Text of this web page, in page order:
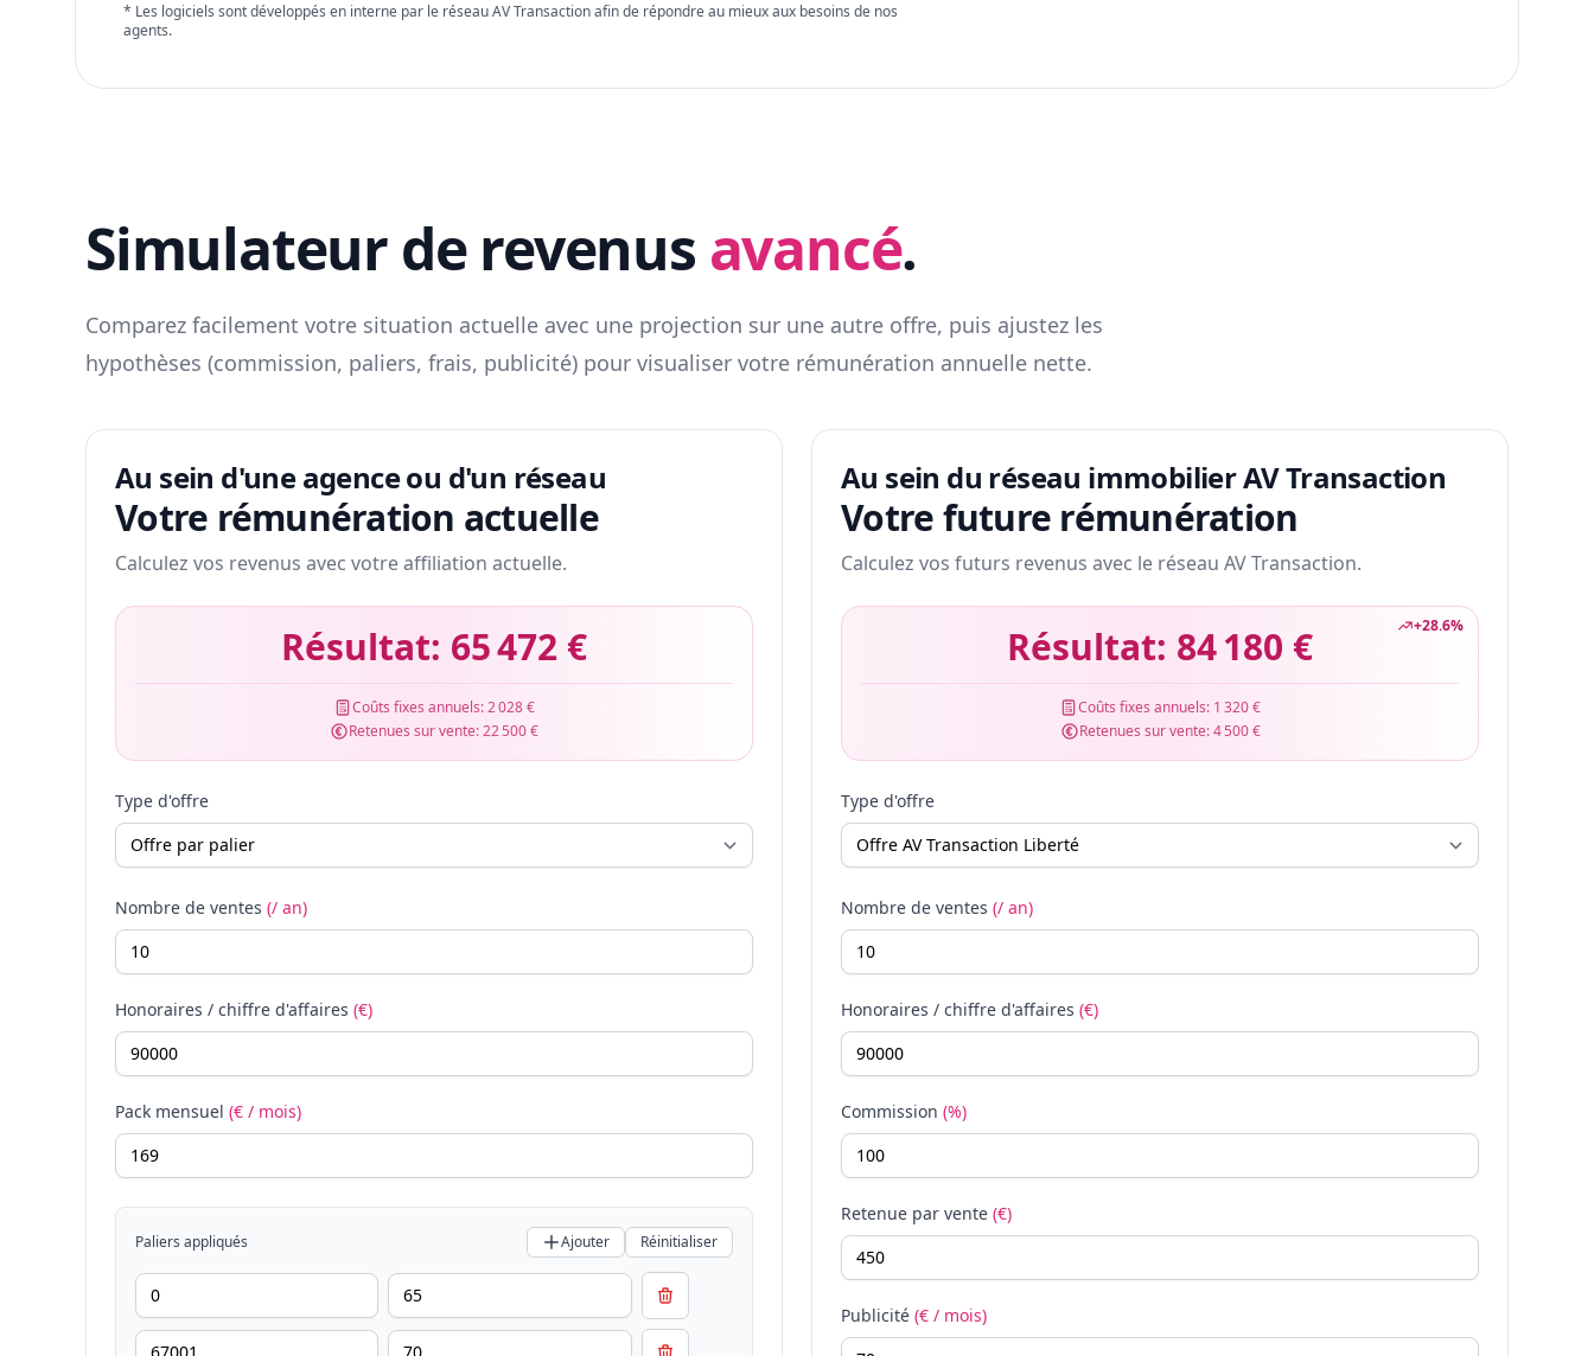
* Les logiciels sont développés en interne par le réseau AV Transaction afin de répondre au mieux aux besoins de nos
agents.
Simulateur de revenus avancé.
Comparez facilement votre situation actuelle avec une projection sur une autre offre, puis ajustez les
hypothèses (commission, paliers, frais, publicité) pour visualiser votre rémunération annuelle nette.
Au sein d'une agence ou d'un réseau
Votre rémunération actuelle
Calculez vos revenus avec votre affiliation actuelle.
Résultat: 65 472 €
Coûts fixes annuels:2 028 €
Retenues sur vente:22 500 €
Type d'offre
Nombre de ventes (/ an)
Honoraires / chiffre d'affaires (€)
Pack mensuel (€ / mois)
Paliers appliqués Ajouter Réinitialiser
Au sein du réseau immobilier AV Transaction
Votre future rémunération
Calculez vos futurs revenus avec le réseau AV Transaction.
+28.6%
Résultat: 84 180 €
Coûts fixes annuels: 1 320 €
Retenues sur vente:4 500 €
Type d'offre
Nombre de ventes (/ an)
Honoraires / chiffre d'affaires (€)
Commission (%)
Retenue par vente (€)
Publicité (€ / mois)